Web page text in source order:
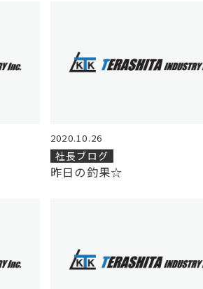
2020.10.26
社長ブログ
昨日の釣果☆